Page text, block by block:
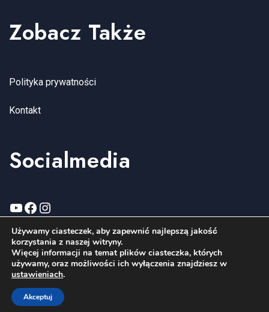
Zobacz Także
Polityka prywatności
Kontakt
Socialmedia
YouTube
Facebook
Instagram
Copyright wenagroup.com 2006-2026. All Rights Reserved.
Używamy ciasteczek, aby zapewnić najlepszą jakość
korzystania z naszej witryny.
Więcej informacji na temat plików ciasteczka, których
używamy, oraz możliwości ich wyłączenia znajdziesz w
ustawieniach.
Akceptuj